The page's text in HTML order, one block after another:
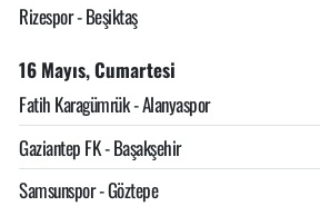
Rizespor - Beşiktaş
16 Mayıs, Cumartesi
Fatih Karagümrük - Alanyaspor
Gaziantep FK - Başakşehir
Samsunspor - Göztepe